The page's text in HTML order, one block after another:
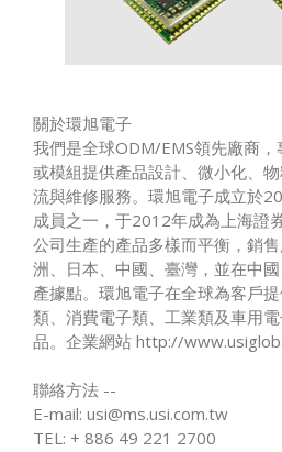
關於環旭電子
我們是全球ODM/EMS領先廠商
或模組提供產品設計、微小化、
流與維修服務。環旭電子成立於
成員之一，于2012年成為上海證
公司生產的產品多樣而平衡，銷
洲、日本、中國、臺灣，並在中
產據點。環旭電子在全球為客戶
類、消費電子類、工業類及車用
品。企業網站 http://
聯絡方法 --
E-mail: usi@ms.usi.com.tw
TEL: + 886 49 221 2700